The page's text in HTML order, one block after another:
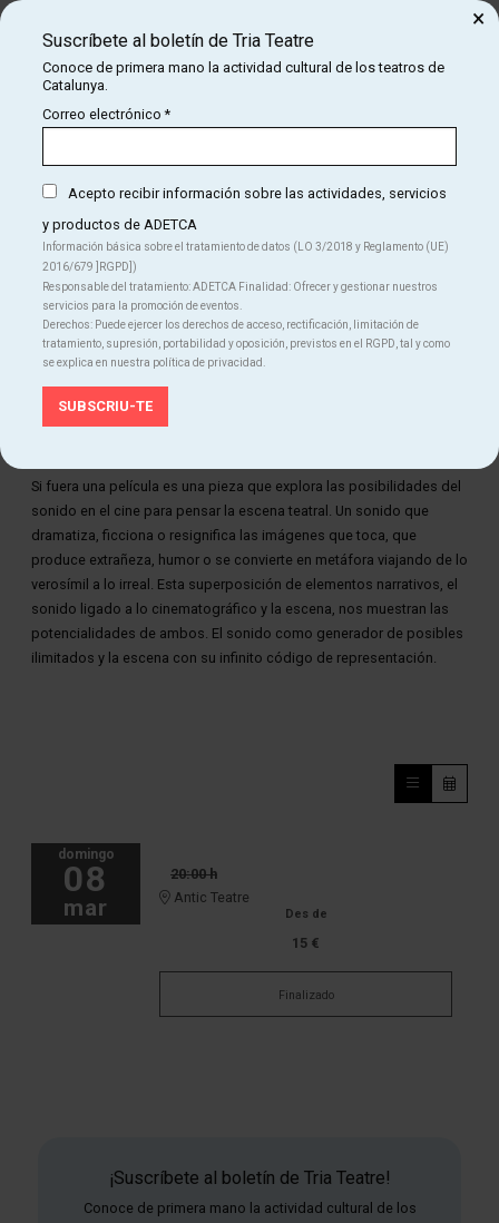
Residencias en:Gernikako Udala, El Graner (BCN), Aulestiko
Udala, Zornotzako Udala, Bilboko Udala, Teatro Ensalle (Vigo) y
La Mutant (València)
Si fuera una película es una pieza que explora las posibilidades del
sonido en el cine para pensar la escena teatral. Un sonido que
dramatiza, ficciona o resignifica las imágenes que toca, que
produce extrañeza, humor o se convierte en metáfora viajando de lo
verosímil a lo irreal. Esta superposición de elementos narrativos, el
sonido ligado a lo cinematográfico y la escena, nos muestran las
potencialidades de ambos. El sonido como generador de posibles
ilimitados y la escena con su infinito código de representación.
domingo
08
mar
20:00 h
Antic Teatre
Des de
15 €
Finalizado
¡Suscríbete al boletín de Tria Teatre!
Conoce de primera mano la actividad cultural de los
Suscríbete al boletín de Tria Teatre
Conoce de primera mano la actividad cultural de los teatros de
Catalunya.
Correo electrónico*
Acepto recibir información sobre las actividades, servicios
y productos de ADETCA
Información básica sobre el tratamiento de datos (LO 3/2018 y Reglamento (UE)
2016/679 ]RGPD])
Responsable del tratamiento: ADETCA Finalidad: Ofrecer y gestionar nuestros
servicios para la promoción de eventos.
Derechos: Puede ejercer los derechos de acceso, rectificación, limitación de
tratamiento, supresión, portabilidad y oposición, previstos en el RGPD, tal y como
se explica en nuestra política de privacidad.
×